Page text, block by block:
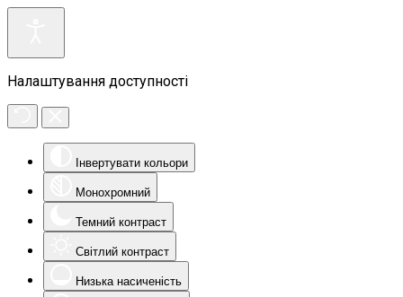
Налаштування доступності
Інвертувати кольори
Монохромний
Темний контраст
Світлий контраст
Низька насиченість